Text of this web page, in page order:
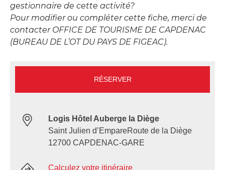
gestionnaire de cette activité?
Pour modifier ou compléter cette fiche, merci de
contacter OFFICE DE TOURISME DE CAPDENAC
(BUREAU DE L’OT DU PAYS DE FIGEAC).
RÉSERVER
Logis Hôtel Auberge la Diège
Saint Julien d’EmpareRoute de la Diège
12700 CAPDENAC-GARE
Calculez votre itinéraire